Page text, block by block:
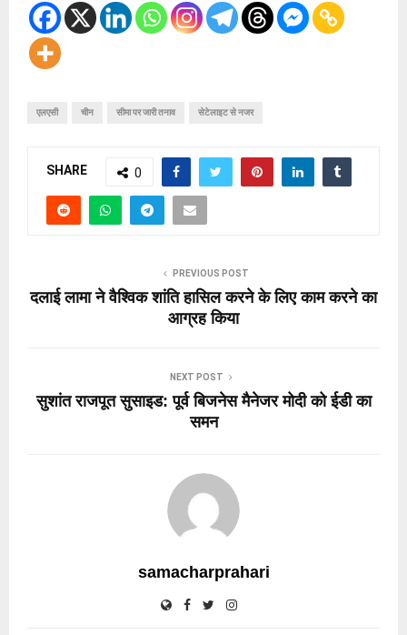
एलएसी चीन सीमा पर जारी तनाव सेटेलाइट से नजर
SHARE 0
PREVIOUS POST
दलाई लामा ने वैश्विक शांति हासिल करने के लिए काम करने का
आग्रह किया
NEXT POST
सुशांत राजपूत सुसाइड: पूर्व बिजनेस मैनेजर मोदी को ईडी का
समन
samacharprahari